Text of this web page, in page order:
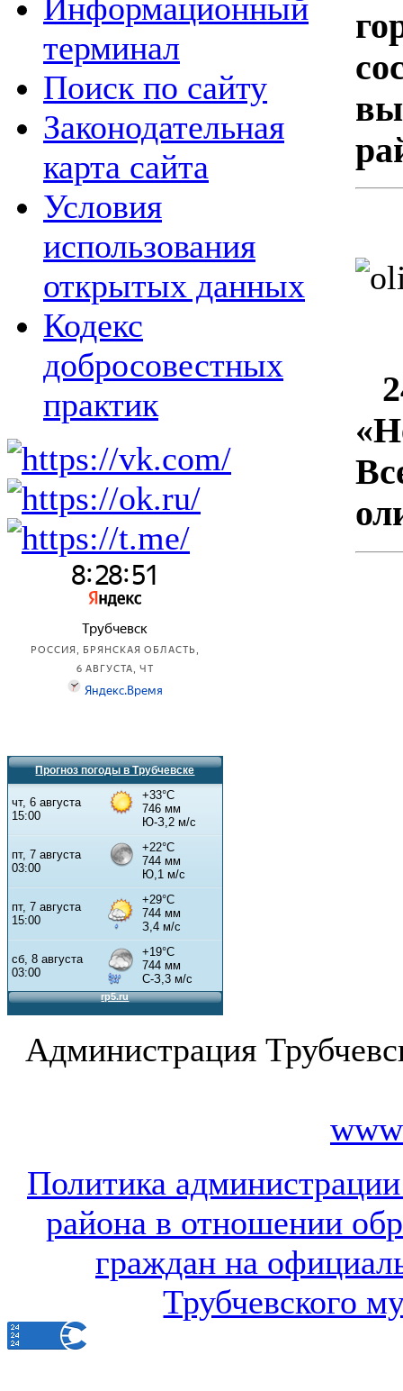
Информационный
терминал
Поиск по сайту
Законодательная
карта сайта
Условия
использования
открытых данных
Кодекс
добросовестных
практик
Прогноз погоды в Трубчевске
Администрация
Политика
района в отношении
граждан на
Трубчевского